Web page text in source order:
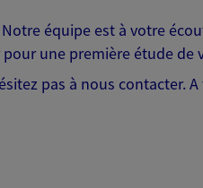
équipe est à votre
une première étude de
pas à nous contacter.